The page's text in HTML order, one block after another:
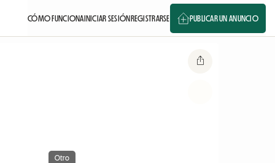
CÓMO FUNCIONAINICIAR SESIÓNREGISTRARSE PUBLICAR UN ANUNCIO
Otro